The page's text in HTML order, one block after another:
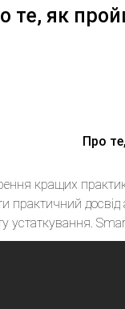
те, як
Про
кращих
практичний
устаткування.